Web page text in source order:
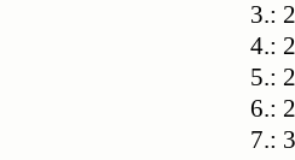
3.:
4.:
5.:
6.:
7.: